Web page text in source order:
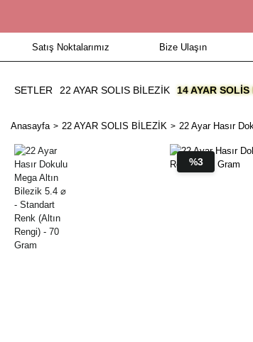
Satış Noktalarımız Bize Ulaşın
SETLER 22 AYAR SOLIS BİLEZİK 14 AYAR
Anasayfa 22 AYAR SOLIS BİLEZİK 22 Ayar Hasır
%3